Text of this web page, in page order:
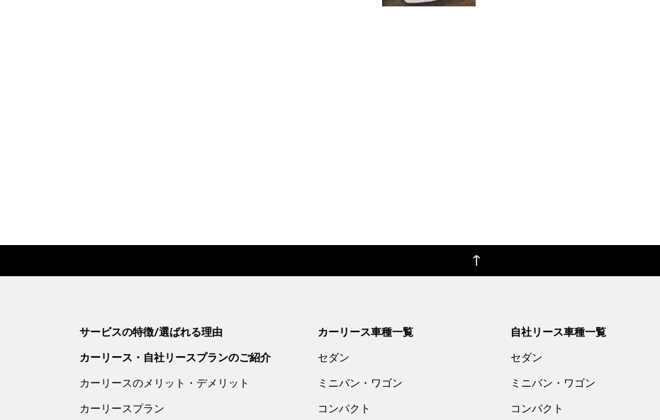
サービスの特徴/選ばれる理由
カーリース・自社リースプランのご紹介
カーリースのメリット・デメリット
カーリースプラン
カーリース車種一覧
セダン
ミニバン・ワゴン
コンパクト
自社リース車種一覧
セダン
ミニバン・ワゴン
コンパクト